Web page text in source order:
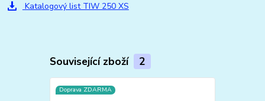
Katalogový list TIW 250 XS
Související zboží 2
Doprava ZDARMA